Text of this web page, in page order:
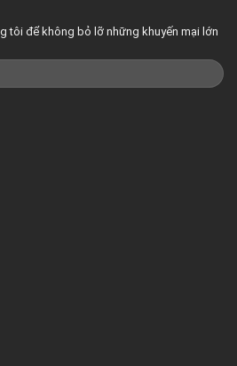
tôi để không bỏ lỡ những khuyến mại lớn